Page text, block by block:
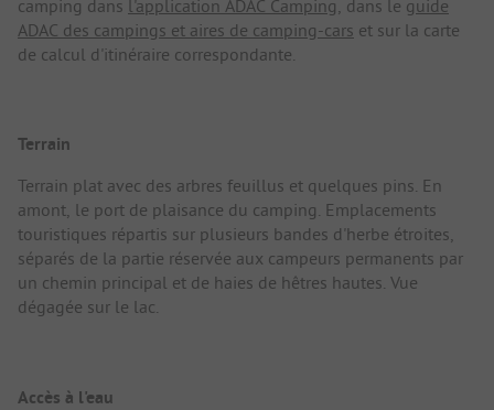
camping dans l'application ADAC Camping, dans le guide
ADAC des campings et aires de camping-cars et sur la carte
de calcul d'itinéraire correspondante.
Terrain
Terrain plat avec des arbres feuillus et quelques pins. En
amont, le port de plaisance du camping. Emplacements
touristiques répartis sur plusieurs bandes d'herbe étroites,
séparés de la partie réservée aux campeurs permanents par
un chemin principal et de haies de hêtres hautes. Vue
dégagée sur le lac.
Accès à l'eau